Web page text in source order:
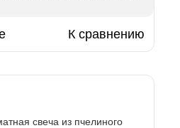
К сравнению
свеча из пчелиного